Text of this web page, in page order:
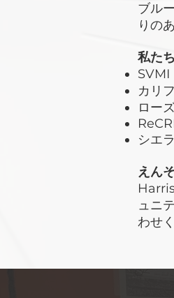
ブル
りの
私た
SVMI
カリ
ロー
シエ
えん
ュニ
わせ